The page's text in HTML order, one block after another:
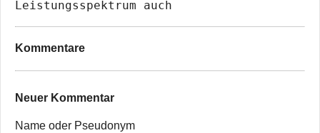
Kommentare
Neuer Kommentar
Name oder Pseudonym